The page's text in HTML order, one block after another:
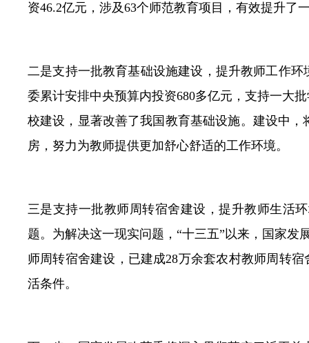
资46.2亿元，涉及63个师范教育项目，有效提升了
二是支持一批教育基础设施建设，提升教师工作
委累计安排中央预算内投资680多亿元，支持一大
校建设，显著改善了我国教育基础设施。建设中
房，努力为教师提供更加舒心舒适的工作环境。
三是支持一批教师周转宿舍建设，提升教师生活
题。为解决这一现实问题，“十三五”以来，国家
师周转宿舍建设，已建成28万余套农村教师周转
活条件。